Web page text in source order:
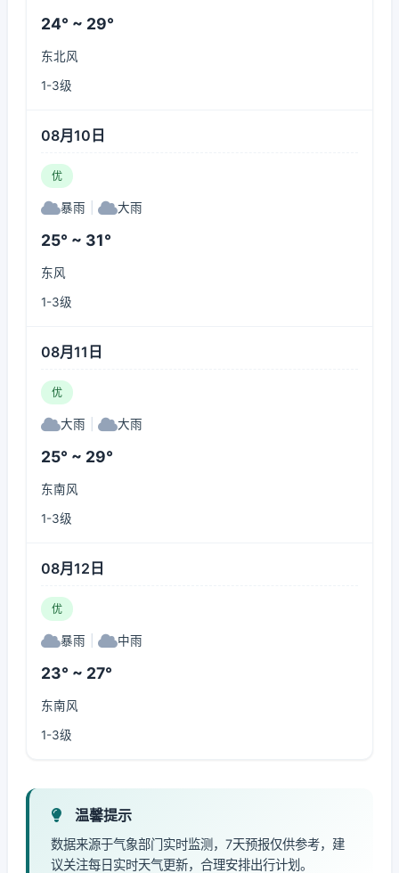
24° ~ 29°
东北风
1-3级
08月10日
优
暴雨 大雨
25° ~ 31°
东风
1-3级
08月11日
优
大雨 大雨
25° ~ 29°
东南风
1-3级
08月12日
优
暴雨 中雨
23° ~ 27°
东南风
1-3级
温馨提示
数据来源于气象部门实时监测，7天预报仅供参考，建
议关注每日实时天气更新，合理安排出行计划。